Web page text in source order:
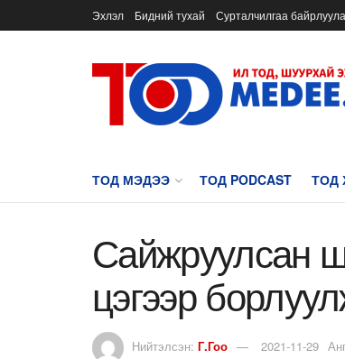
Эхлэл Бидний тухай Сурталчилгаа
ТОД МЭДЭЭ ТОД PODCAST ТОД
Сайжруулсан
цэгээр
Нийтэлсэн: Г.Гоо 2021-11-29